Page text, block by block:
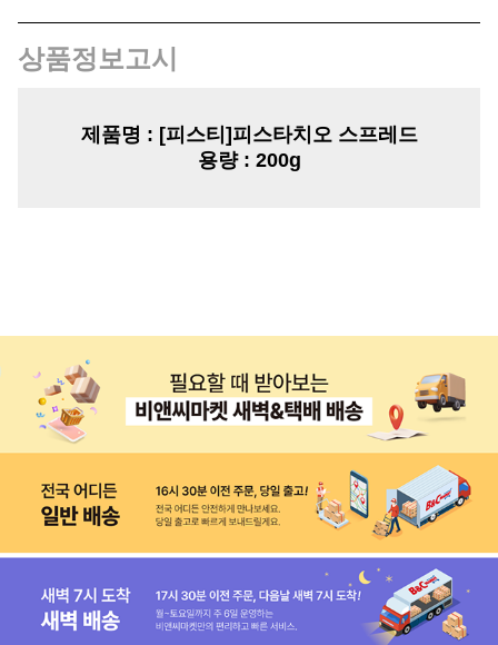
상품정보고시
제품명 : [피스티]피스타치오 스프레드
용량: 200g